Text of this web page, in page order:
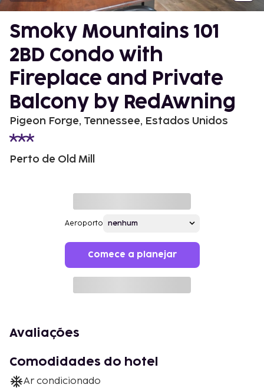
Smoky Mountains 101
2BD Condo with
Fireplace and Private
Balcony by RedAwning
Pigeon Forge, Tennessee, Estados Unidos
Perto de Old Mill
Aeroporto
Comece a planejar
Avaliações
Comodidades do hotel
Ar condicionado